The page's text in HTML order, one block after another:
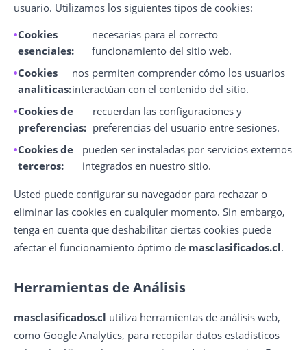
usuario. Utilizamos los siguientes tipos de cookies:
Cookies
esenciales:
necesarias para el correcto
funcionamiento del sitio web.
Cookies
analíticas:
nos permiten comprender cómo los usuarios
interactúan con el contenido del sitio.
Cookies de
preferencias:
recuerdan las configuraciones y
preferencias del usuario entre sesiones.
Cookies de
terceros:
pueden ser instaladas por servicios externos
integrados en nuestro sitio.
Usted puede configurar su navegador para rechazar o
eliminar las cookies en cualquier momento. Sin embargo,
tenga en cuenta que deshabilitar ciertas cookies puede
afectar el funcionamiento óptimo de masclasificados.cl.
Herramientas de Análisis
masclasificados.cl utiliza herramientas de análisis web,
como Google Analytics, para recopilar datos estadísticos